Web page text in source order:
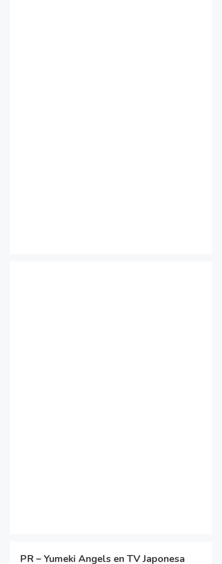
PR – Yumeki Angels en TV Japonesa